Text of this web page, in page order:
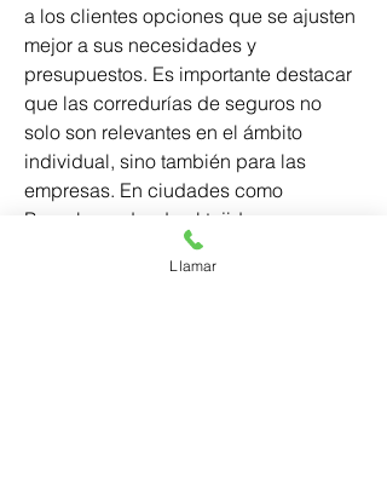
a los clientes opciones que se ajusten
mejor a sus necesidades y
presupuestos. Es importante destacar
que las corredurías de seguros no
solo son relevantes en el ámbito
individual, sino también para las
empresas. En ciudades como
Barcelona, donde el tejido
empresarial es muy diverso y abarca
sectores como la tecnología, el
Llamar